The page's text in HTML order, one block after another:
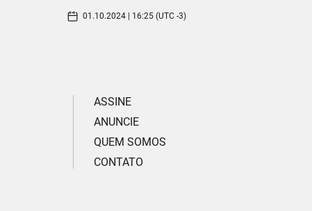
01.10.2024 | 16:25 (UTC -3)
ASSINE
ANUNCIE
QUEM SOMOS
CONTATO